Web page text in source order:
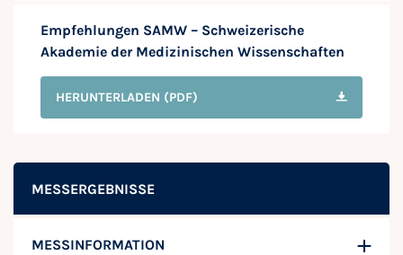
MESSERGEBNISSE
MESSINFORMATION
Empfehlungen SAMW – Schweizerische
Akademie der Medizinischen Wissenschaften
HERUNTERLADEN (PDF)